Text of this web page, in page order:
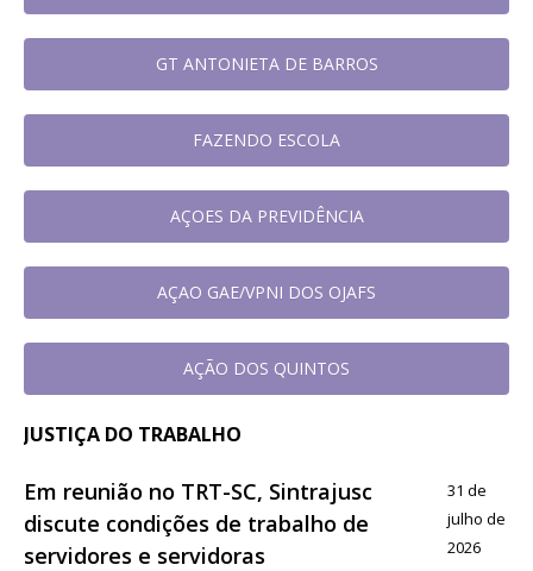
GT ANTONIETA DE BARROS
FAZENDO ESCOLA
AÇOES DA PREVIDÊNCIA
AÇAO GAE/VPNI DOS OJAFS
AÇÃO DOS QUINTOS
JUSTIÇA DO TRABALHO
Em reunião no TRT-SC, Sintrajusc
discute condições de trabalho de
servidores e servidoras
31 de
julho de
2026